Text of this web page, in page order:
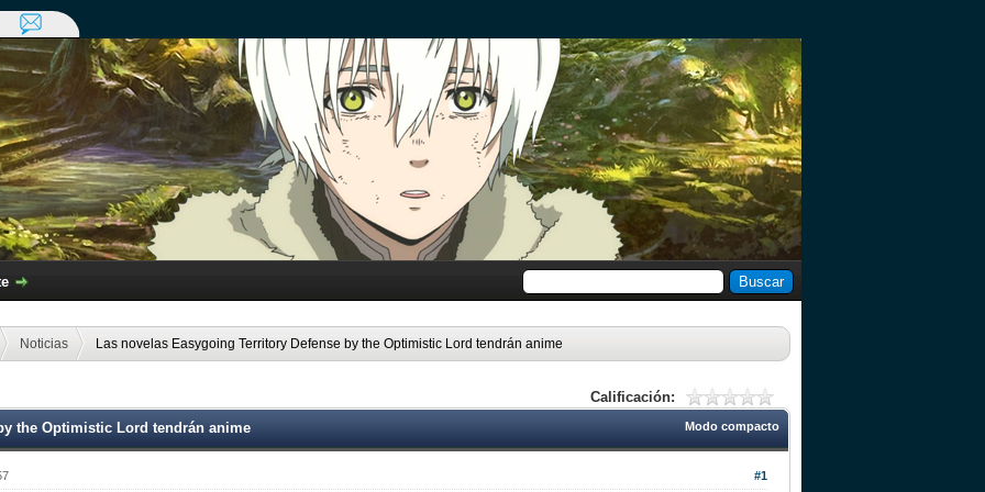
Noticias Las novelas Easygoing Territory Defense by the Optimistic Lord tendrán anime
Calificación:
Modo compacto
the Optimistic Lord tendrán anime
#1